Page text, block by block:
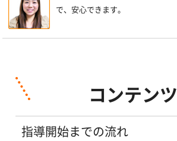
で、安心できます。
コンテンツ
指導開始までの流れ